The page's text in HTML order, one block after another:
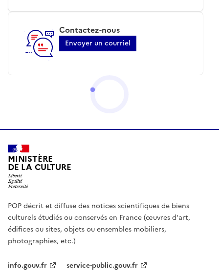
Contactez-nous
Envoyer un courriel
MINISTÈRE
DE LA CULTURE
POP décrit et diffuse des notices scientifiques de biens
culturels étudiés ou conservés en France (œuvres d'art,
édifices ou sites, objets ou ensembles mobiliers,
photographies, etc.)
info.gouv.fr service-public.gouv.fr